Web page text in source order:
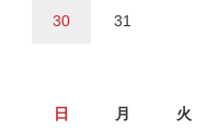
30 31
日 月 火